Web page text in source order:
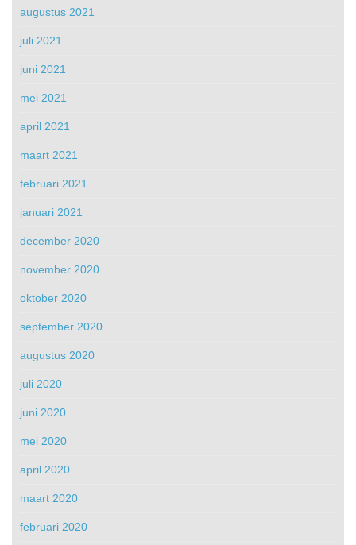
augustus 2021
juli 2021
juni 2021
mei 2021
april 2021
maart 2021
februari 2021
januari 2021
december 2020
november 2020
oktober 2020
september 2020
augustus 2020
juli 2020
juni 2020
mei 2020
april 2020
maart 2020
februari 2020